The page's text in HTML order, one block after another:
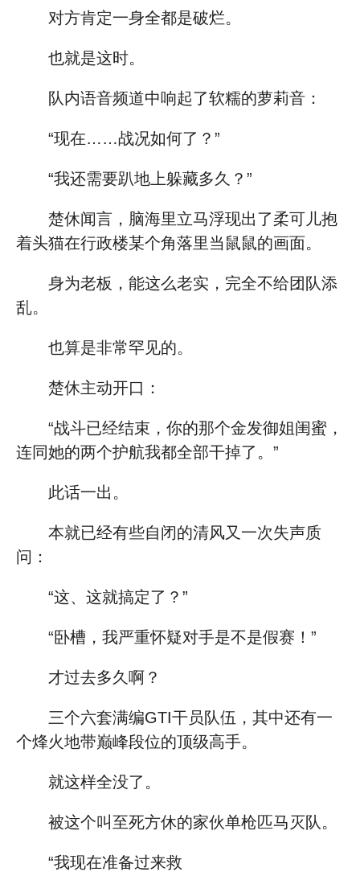
对方肯定一身全都是破烂。
也就是这时。
队内语音频道中响起了软糯的萝莉音：
“现在……战况如何了？”
“我还需要趴地上躲藏多久？”
楚休闻言，脑海里立马浮现出了柔可儿抱
着头猫在行政楼某个角落里当鼠鼠的画面。
身为老板，能这么老实，完全不给团队添
乱。
也算是非常罕见的。
楚休主动开口：
“战斗已经结束，你的那个金发御姐闺蜜，
连同她的两个护航我都全部干掉了。”
此话一出。
本就已经有些自闭的清风又一次失声质
问：
“这、这就搞定了？”
“卧槽，我严重怀疑对手是不是假赛！”
才过去多久啊？
三个六套满编GTI干员队伍，其中还有一
个烽火地带巅峰段位的顶级高手。
就这样全没了。
被这个叫至死方休的家伙单枪匹马灭队。
“我现在准备过来救